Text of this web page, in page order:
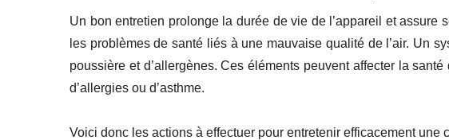
Un bon entretien prolonge la durée de vie de l’appareil et assure
les problèmes de santé liés à une mauvaise qualité de l’air. Un
poussière et d’allergènes. Ces éléments peuvent affecter la
d’allergies ou d’asthme.
Voici donc les actions à effectuer pour entretenir efficacement une